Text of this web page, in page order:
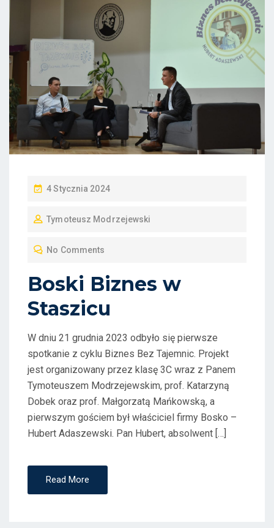
P
S
O
N
4 Stycznia 2024
Tymoteusz Modrzejewski
No Comments
Boski Biznes w
Staszicu
W dniu 21 grudnia 2023 odbyło się pierwsze
spotkanie z cyklu Biznes Bez Tajemnic. Projekt
jest organizowany przez klasę 3C wraz z Panem
Tymoteuszem Modrzejewskim, prof. Katarzyną
Dobek oraz prof. Małgorzatą Mańkowską, a
pierwszym gościem był właściciel firmy Bosko –
Hubert Adaszewski. Pan Hubert, absolwent […]
Read More